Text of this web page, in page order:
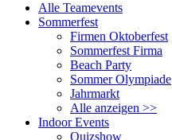
Alle Teamevents
Sommerfest
Firmen Oktoberfest
Sommerfest Firma
Beach Party
Sommer Olympiade
Jahrmarkt
Alle anzeigen >>
Indoor Events
Quizshow